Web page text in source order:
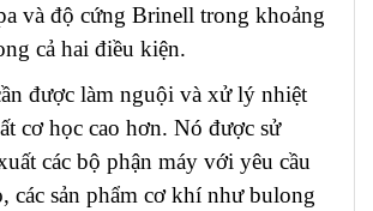
và độ cứng Brinell trong khoảng
cả hai điều kiện.
được làm nguội và xử lý nhiệt
cơ học cao hơn. Nó được sử
các bộ phận máy với yêu cầu
các sản phẩm cơ khí như bulong